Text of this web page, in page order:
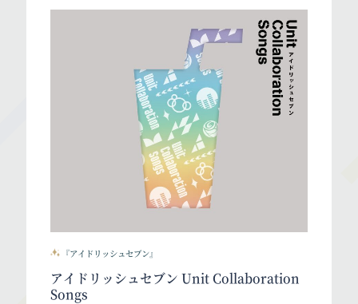
『アイドリッシュセブン』
アイドリッシュセブン Unit Collaboration
Songs